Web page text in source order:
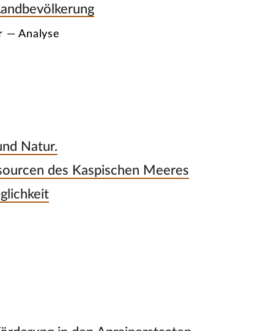
— Analyse
Natur.
des Kaspischen Meeres